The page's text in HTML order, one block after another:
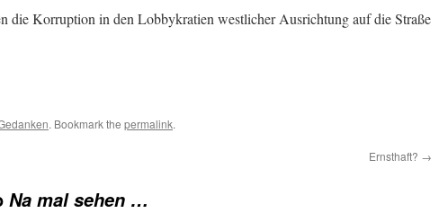
die Korruption in den Lobbykratien westlicher Ausrichtung auf die Straße
. Bookmark the permalink.
Ernsthaft? →
Na mal sehen …